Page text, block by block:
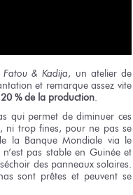
Fatou & Kadija, un atelier de
et remarque assez vite
% de la production.
qui permet de diminuer ces
ni trop fines, pour ne pas se
la Banque Mondiale via le
pas stable en Guinée et
des panneaux solaires.
sont prêtes et peuvent se